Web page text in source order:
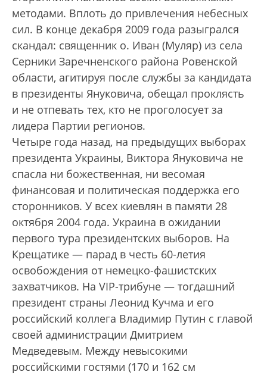
методами. Вплоть до привлечения небесных
сил. В конце декабря 2009 года разыгрался
скандал: священник о. Иван (Муляр) из села
Серники Заречненского района Ровенской
области, агитируя после службы за кандидата
в президенты Януковича, обещал проклясть
и не отпевать тех, кто не проголосует за
лидера Партии регионов.
Четыре года назад, на предыдущих выборах
президента Украины, Виктора Януковича не
спасла ни божественная, ни весомая
финансовая и политическая поддержка его
сторонников. У всех киевлян в памяти 28
октября 2004 года. Украина в ожидании
первого тура президентских выборов. На
Крещатике — парад в честь 60-летия
освобождения от немецко-фашистских
захватчиков. На VIP-трибуне — тогдашний
президент страны Леонид Кучма и его
российский коллега Владимир Путин с главой
своей администрации Дмитрием
Медведевым. Между невысокими
российскими гостями (170 и 162 см